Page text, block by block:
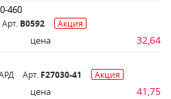
460
Арт. B0592 Акция
цена 32,64
Арт. F27030-41 Акция
цена 41,75